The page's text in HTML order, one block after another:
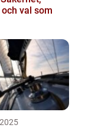
val som